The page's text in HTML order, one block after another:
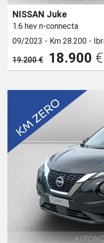
NISSAN Juke
1.6 hev n-connecta
09/2023 - Km 28.200 -
19.200 €
18.900 €